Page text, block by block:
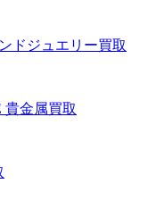
ドジュエリー買取
貴金属買取